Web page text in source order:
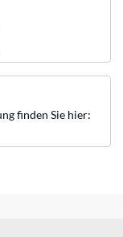
finden Sie hier: